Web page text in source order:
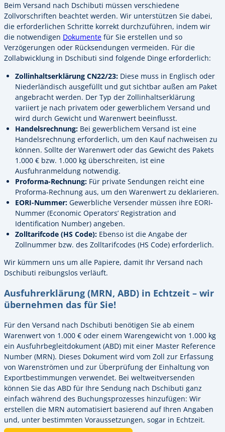
Beim Versand nach Dschibuti müssen verschiedene
Zollvorschriften beachtet werden. Wir unterstützen Sie dabei,
die erforderlichen Schritte korrekt durchzuführen, indem wir
die notwendigen Dokumente für Sie erstellen und so
Verzögerungen oder Rücksendungen vermeiden. Für die
Zollabwicklung in Dschibuti sind folgende Dinge erforderlich:
Zollinhaltserklärung CN22/23: Diese muss in Englisch oder
Niederländisch ausgefüllt und gut sichtbar außen am Paket
angebracht werden. Der Typ der Zollinhaltserklärung
variiert je nach privatem oder gewerblichem Versand und
wird durch Gewicht und Warenwert beeinflusst.
Handelsrechnung: Bei gewerblichem Versand ist eine
Handelsrechnung erforderlich, um den Kauf nachweisen zu
können. Sollte der Warenwert oder das Gewicht des Pakets
1.000 € bzw. 1.000 kg überschreiten, ist eine
Ausfuhranmeldung notwendig.
Proforma-Rechnung: Für private Sendungen reicht eine
Proforma-Rechnung aus, um den Warenwert zu deklarieren.
EORI-Nummer: Gewerbliche Versender müssen ihre EORI-
Nummer (Economic Operators’ Registration and
Identification Number) angeben.
Zolltarifcode (HS Code): Ebenso ist die Angabe der
Zollnummer bzw. des Zolltarifcodes (HS Code) erforderlich.
Wir kümmern uns um alle Papiere, damit Ihr Versand nach
Dschibuti reibungslos verläuft.
Ausfuhrerklärung (MRN, ABD) in Echtzeit – wir
übernehmen das für Sie!
Für den Versand nach Dschibuti benötigen Sie ab einem
Warenwert von 1.000 € oder einem Warengewicht von 1.000 kg
ein Ausfuhrbegleitdokument (ABD) mit einer Master Reference
Number (MRN). Dieses Dokument wird vom Zoll zur Erfassung
von Warenströmen und zur Überprüfung der Einhaltung von
Exportbestimmungen verwendet. Bei weltweitversenden
können Sie das ABD für Ihre Sendung nach Dschibuti ganz
einfach während des Buchungsprozesses hinzufügen: Wir
erstellen die MRN automatisiert basierend auf Ihren Angaben
und, unter bestimmten Voraussetzungen, sogar in Echtzeit.